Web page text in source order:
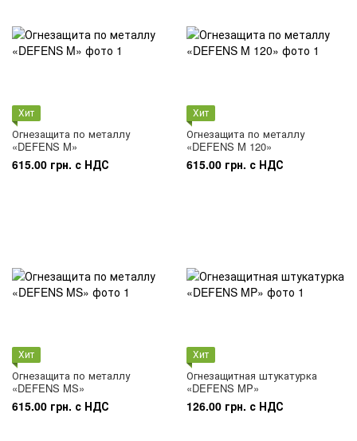
Хит
Огнезащита по металлу
«DEFENS M»
615.00 грн. с НДС
Хит
Огнезащита по металлу
«DEFENS M 120»
615.00 грн. с НДС
Хит
Огнезащита по металлу
«DEFENS MS»
615.00 грн. с НДС
Хит
Огнезащитная штукатурка
«DEFENS MP»
126.00 грн. с НДС